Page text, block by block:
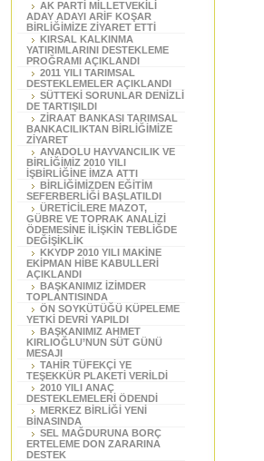
AK PARTİ MİLLETVEKİLİ
ADAY ADAYI ARİF KOŞAR
BİRLİĞİMİZE ZİYARET ETTİ
KIRSAL KALKINMA
YATIRIMLARINI DESTEKLEME
PROĞRAMI AÇIKLANDI
2011 YILI TARIMSAL
DESTEKLEMELER AÇIKLANDI
SÜTTEKİ SORUNLAR DENİZLİ
DE TARTIŞILDI
ZİRAAT BANKASI TARIMSAL
BANKACILIKTAN BİRLİĞİMİZE
ZİYARET
ANADOLU HAYVANCILIK VE
BİRLİĞİMİZ 2010 YILI
İŞBİRLİĞİNE İMZA ATTI
BİRLİĞİMİZDEN EĞİTİM
SEFERBERLİĞİ BAŞLATILDI
ÜRETİCİLERE MAZOT,
GÜBRE VE TOPRAK ANALİZİ
ÖDEMESİNE İLİŞKİN TEBLİĞDE
DEĞİŞİKLİK
KKYDP 2010 YILI MAKİNE
EKİPMAN HİBE KABULLERİ
AÇIKLANDI
BAŞKANIMIZ İZİMDER
TOPLANTISINDA
ÖN SOYKÜTÜĞÜ KÜPELEME
YETKİ DEVRİ YAPILDI
BAŞKANIMIZ AHMET
KIRLIOĞLU’NUN SÜT GÜNÜ
MESAJI
TAHİR TÜFEKÇİ YE
TEŞEKKÜR PLAKETİ VERİLDİ
2010 YILI ANAÇ
DESTEKLEMELERİ ÖDENDİ
MERKEZ BİRLİĞİ YENİ
BİNASINDA
SEL MAĞDURUNA BORÇ
ERTELEME DON ZARARINA
DESTEK